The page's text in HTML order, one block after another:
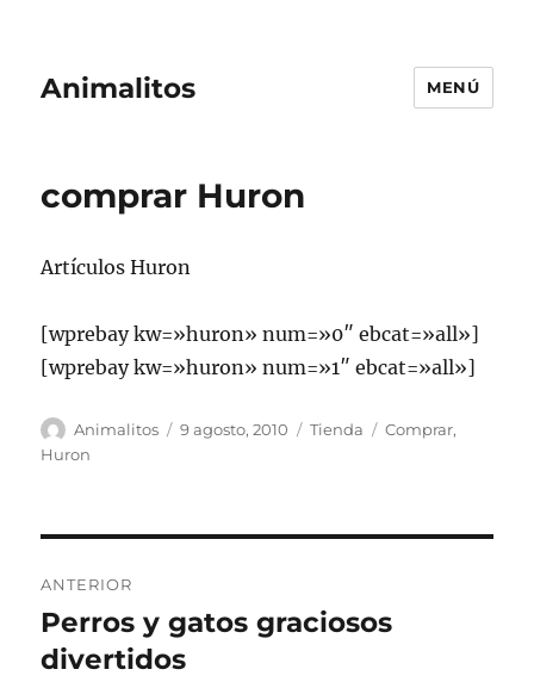
Animalitos MENÚ
comprar Huron
Artículos Huron
[wprebay kw=»huron» num=»0″ ebcat=»all»]
[wprebay kw=»huron» num=»1″ ebcat=»all»]
Autor
Animalitos
Publicado
9 agosto, 2010 Categorías
Tienda Etiquetas
Comprar,
Huron
de
entradas
ANTERIOR
Entrada
anterior:
Perros y gatos graciosos
divertidos